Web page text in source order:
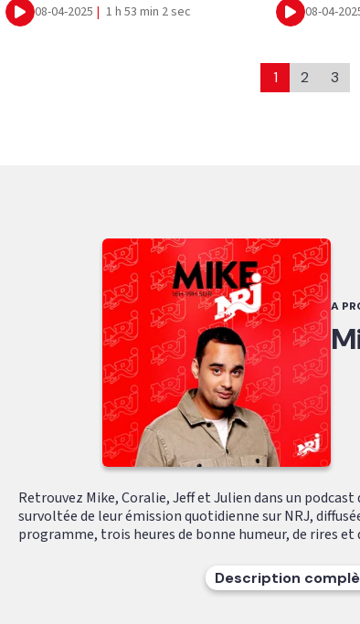
Ecouter
08-04-2025 | 1 h 53 min 2 sec Ecouter
08-04-
1 2 3
A
Retrouvez Mike, Coralie, Jeff et Julien dans un
survoltée de leur émission quotidienne sur NRJ,
programme, trois heures de bonne humeur, de rires et
Description